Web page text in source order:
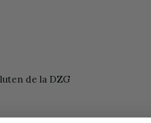
de la DZG